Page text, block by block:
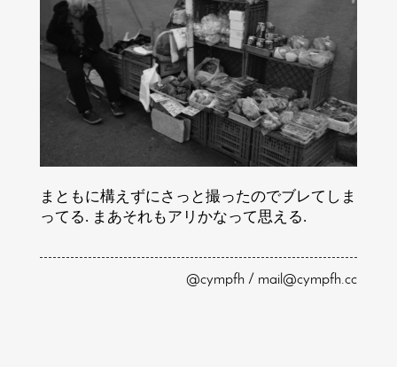
まともに構えずにさっと撮ったのでブレてしま
ってる. まあそれもアリかなって思える.
@cympfh / mail@cympfh.cc